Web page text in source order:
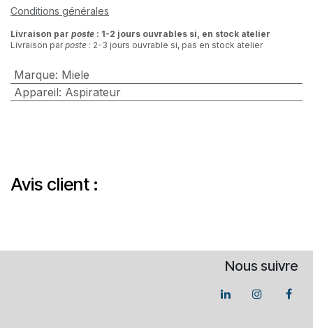
Conditions générales
Livraison par poste : 1-2 jours ouvrables si, en stock atelier
Livraison parposte : 2-3 jours ouvrable si, pas en stock atelier
Marque: Miele
Appareil: Aspirateur
Avis client :
Nous suivre